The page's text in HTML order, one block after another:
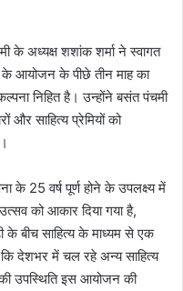
के अध्यक्ष शशांक शर्मा ने स्वागत
के आयोजन के पीछे तीन माह का
निहित है। उन्होंने बसंत पंचमी
और साहित्य प्रेमियों को
के 25 वर्ष पूर्ण होने के उपलक्ष्य में
को आकार दिया गया है,
के बीच साहित्य के माध्यम से एक
देशभर में चल रहे अन्य साहित्य
की उपस्थिति इस आयोजन की